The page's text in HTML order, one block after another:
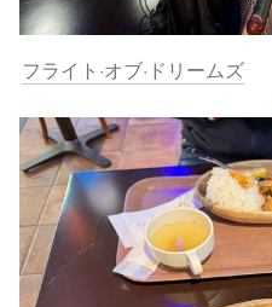
フライト·オブ·ドリームズ